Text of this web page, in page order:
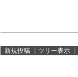
新規投稿
ツリー表示